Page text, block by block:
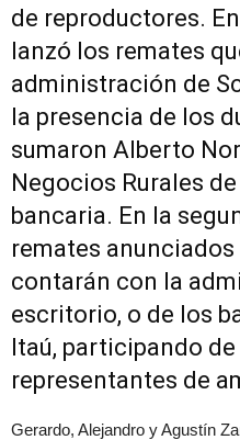
de reproductores.
lanzó los remates
administración de
la presencia de los
sumaron Alberto
Negocios Rurales
bancaria. En la
remates
contarán con la
escritorio, o de los
Itaú, participando
representantes de
Gerardo, Alejandro y Agustín